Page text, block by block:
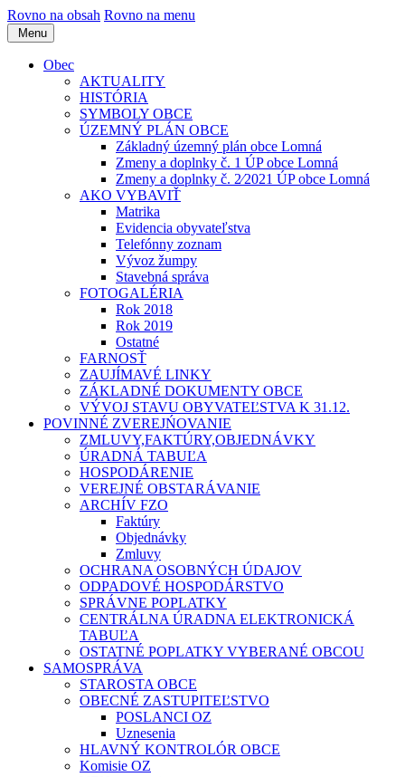
Rovno na obsah Rovno na menu
Menu
Obec
AKTUALITY
HISTÓRIA
SYMBOLY OBCE
ÚZEMNÝ PLÁN OBCE
Základný územný plán obce Lomná
Zmeny a doplnky č. 1 ÚP obce Lomná
Zmeny a doplnky č. 2⁄2021 ÚP obce Lomná
AKO VYBAVIŤ
Matrika
Evidencia obyvateľstva
Telefónny zoznam
Vývoz žumpy
Stavebná správa
FOTOGALÉRIA
Rok 2018
Rok 2019
Ostatné
FARNOSŤ
ZAUJÍMAVÉ LINKY
ZÁKLADNÉ DOKUMENTY OBCE
VÝVOJ STAVU OBYVATEĽSTVA K 31.12.
POVINNÉ ZVEREJŃOVANIE
ZMLUVY,FAKTÚRY,OBJEDNÁVKY
ÚRADNÁ TABUĽA
HOSPODÁRENIE
VEREJNÉ OBSTARÁVANIE
ARCHÍV FZO
Faktúry
Objednávky
Zmluvy
OCHRANA OSOBNÝCH ÚDAJOV
ODPADOVÉ HOSPODÁRSTVO
SPRÁVNE POPLATKY
CENTRÁLNA ÚRADNA ELEKTRONICKÁ
TABUĽA
OSTATNÉ POPLATKY VYBERANÉ OBCOU
SAMOSPRÁVA
STAROSTA OBCE
OBECNÉ ZASTUPITEĽSTVO
POSLANCI OZ
Uznesenia
HLAVNÝ KONTROLÓR OBCE
Komisie OZ